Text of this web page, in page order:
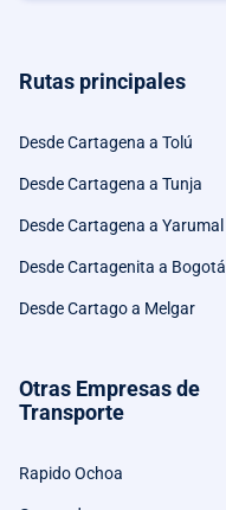
Rutas principales
Desde Cartagena a Tolú
Desde Cartagena a Tunja
Desde Cartagena a Yarumal
Desde Cartagenita a Bogotá
Desde Cartago a Melgar
Otras Empresas de
Transporte
Rapido Ochoa